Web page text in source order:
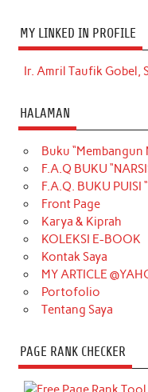
MY LINKED IN PROFILE
Ir. Amril Taufik Gobel,
HALAMAN
Buku “Membangun
F.A.Q BUKU
F.A.Q. BUKU PUISI
Front Page
Karya & Kiprah
KOLEKSI E-BOOK
Kontak Saya
MY ARTICLE
Portofolio
Tentang Saya
PAGE RANK CHECKER